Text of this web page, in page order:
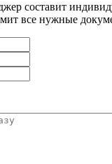
составит
все нужные